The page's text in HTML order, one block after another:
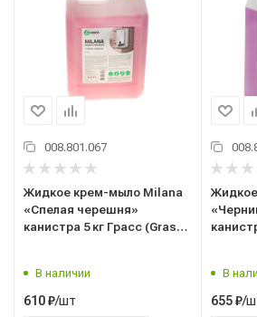
008.801.067
Жидкое крем-мыло Milana
«Спелая черешня»
канистра 5 кг Грасс (Grass)
В наличии
610₽/шт
В
655₽/